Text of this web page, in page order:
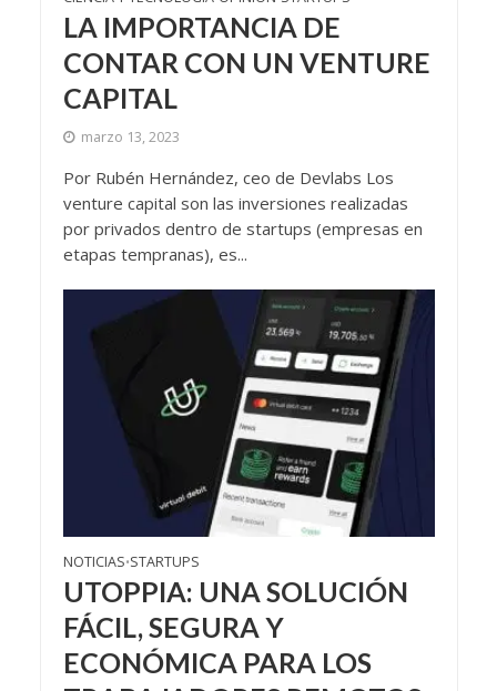
LA IMPORTANCIA DE
CONTAR CON UN VENTURE
CAPITAL
marzo 13, 2023
Por Rubén Hernández, ceo de Devlabs Los
venture capital son las inversiones realizadas
por privados dentro de startups (empresas en
etapas tempranas), es...
NOTICIAS•STARTUPS
UTOPPIA: UNA SOLUCIÓN
FÁCIL, SEGURA Y
ECONÓMICA PARA LOS